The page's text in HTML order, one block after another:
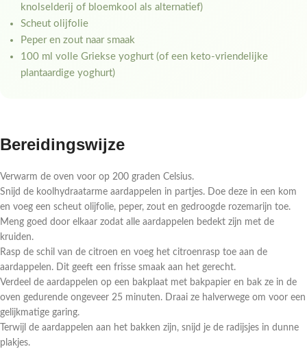
knolselderij of bloemkool als alternatief)
Scheut olijfolie
Peper en zout naar smaak
100 ml volle Griekse yoghurt (of een keto-vriendelijke
plantaardige yoghurt)
Bereidingswijze
Verwarm de oven voor op 200 graden Celsius.
Snijd de koolhydraatarme aardappelen in partjes. Doe deze in een kom
en voeg een scheut olijfolie, peper, zout en gedroogde rozemarijn toe.
Meng goed door elkaar zodat alle aardappelen bedekt zijn met de
kruiden.
Rasp de schil van de citroen en voeg het citroenrasp toe aan de
aardappelen. Dit geeft een frisse smaak aan het gerecht.
Verdeel de aardappelen op een bakplaat met bakpapier en bak ze in de
oven gedurende ongeveer 25 minuten. Draai ze halverwege om voor een
gelijkmatige garing.
Terwijl de aardappelen aan het bakken zijn, snijd je de radijsjes in dunne
plakjes.